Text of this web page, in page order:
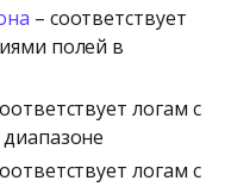
– соответствует
полей в
логам с
логам с